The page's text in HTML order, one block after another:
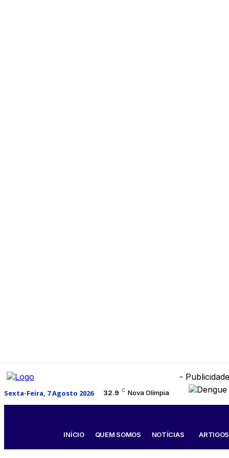
Sexta-Feira, 7 Agosto 2026 32.9 C Nova Olímpia
-
INÍCIO QUEM SOMOS NOTÍCIAS ARTIGOS